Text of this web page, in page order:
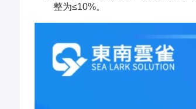
整为≤10%。